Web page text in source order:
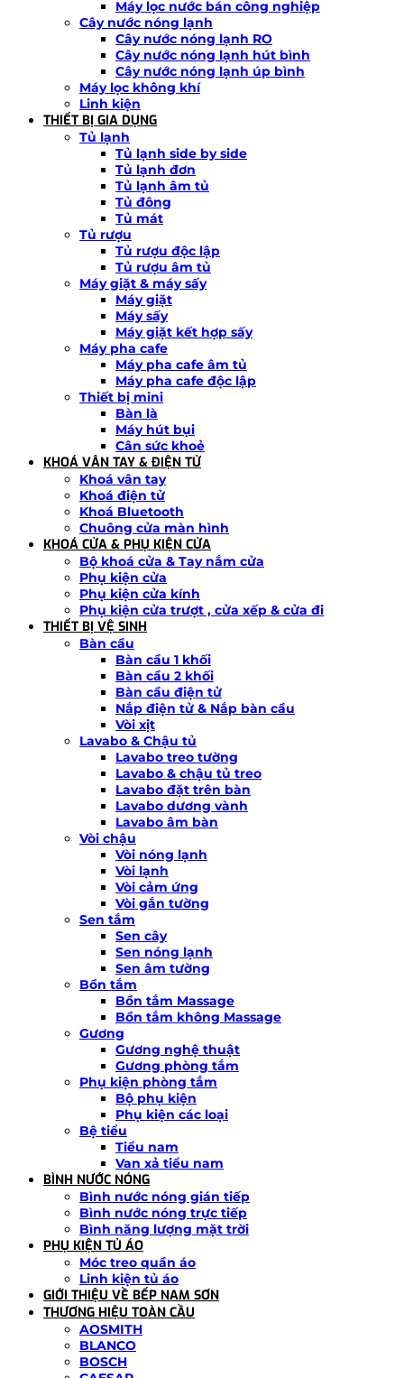
Máy lọc nước bán công nghiệp
Cây nước nóng lạnh
Cây nước nóng lạnh RO
Cây nước nóng lạnh hút bình
Cây nước nóng lạnh úp bình
Máy lọc không khí
Linh kiện
THIẾT BỊ GIA DỤNG
Tủ lạnh
Tủ lạnh side by side
Tủ lạnh đơn
Tủ lạnh âm tủ
Tủ đông
Tủ mát
Tủ rượu
Tủ rượu độc lập
Tủ rượu âm tủ
Máy giặt & máy sấy
Máy giặt
Máy sấy
Máy giặt kết hợp sấy
Máy pha cafe
Máy pha cafe âm tủ
Máy pha cafe độc lập
Thiết bị mini
Bàn là
Máy hút bụi
Cân sức khoẻ
KHOÁ VÂN TAY & ĐIỆN TỬ
Khoá vân tay
Khoá điện tử
Khoá Bluetooth
Chuông cửa màn hình
KHOÁ CỬA & PHỤ KIỆN CỬA
Bộ khoá cửa & Tay nắm cửa
Phụ kiện cửa
Phụ kiện cửa kính
Phụ kiện cửa trượt , cửa xếp & cửa đi
THIẾT BỊ VỆ SINH
Bàn cầu
Bàn cầu 1 khối
Bàn cầu 2 khối
Bàn cầu điện tử
Nắp điện tử & Nắp bàn cầu
Vòi xịt
Lavabo & Chậu tủ
Lavabo treo tường
Lavabo & chậu tủ treo
Lavabo đặt trên bàn
Lavabo dương vành
Lavabo âm bàn
Vòi chậu
Vòi nóng lạnh
Vòi lạnh
Vòi cảm ứng
Vòi gắn tường
Sen tắm
Sen cây
Sen nóng lạnh
Sen âm tường
Bồn tắm
Bồn tắm Massage
Bồn tắm không Massage
Gương
Gương nghệ thuật
Gương phòng tắm
Phụ kiện phòng tắm
Bộ phụ kiện
Phụ kiện các loại
Bệ tiểu
Tiểu nam
Van xả tiểu nam
BÌNH NƯỚC NÓNG
Bình nước nóng gián tiếp
Bình nước nóng trực tiếp
Bình năng lượng mặt trời
PHỤ KIỆN TỦ ÁO
Móc treo quần áo
Linh kiện tủ áo
GIỚI THIỆU VỀ BẾP NAM SƠN
THƯƠNG HIỆU TOÀN CẦU
AOSMITH
BLANCO
BOSCH